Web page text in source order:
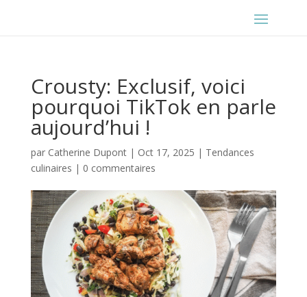
Crousty: Exclusif, voici
pourquoi TikTok en parle
aujourd’hui !
par Catherine Dupont| Oct 17, 2025 | Tendances
culinaires | 0 commentaires